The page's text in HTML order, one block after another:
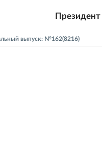
выпуск: №162(8216)